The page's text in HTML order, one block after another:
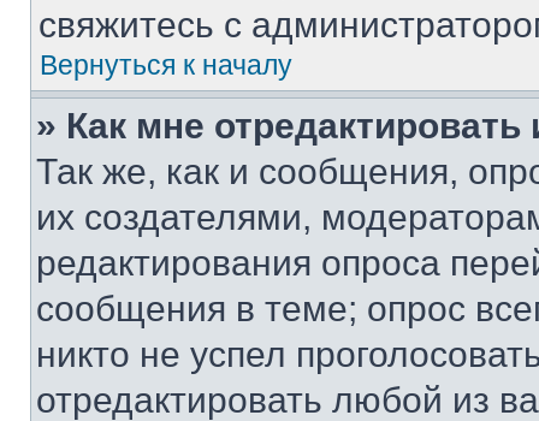
свяжитесь с
Вернуться к началу
» Как мне
Так же, как и сообщения,
их создателями,
редактирования опроса
сообщения в теме; опрос
никто не успел
отредактировать любой из